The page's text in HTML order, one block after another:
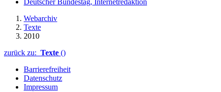
Deutscher Bundestag, Internetredaktion
Webarchiv
Texte
2010
zurück zu: Texte ()
Barrierefreiheit
Datenschutz
Impressum